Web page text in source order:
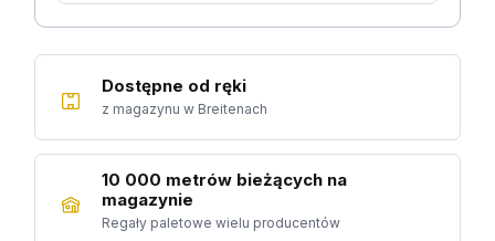
Dostępne od ręki
z magazynu w Breitenach
10 000 metrów bieżących na
magazynie
Regały paletowe wielu producentów